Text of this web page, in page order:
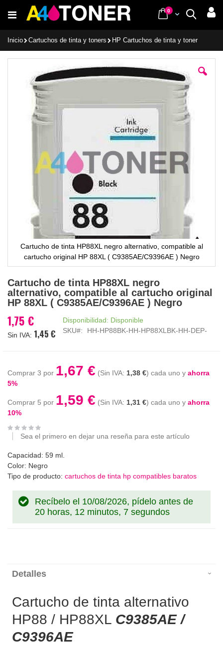
al
Buscar
Cart
0items
Inicio Cartuchos de tinta y toners HP Cartuchos de tinta y toner
Cartucho de tinta HP88XL negro alternativo, compatible al
cartucho original HP 88XL ( C9385AE/C9396AE ) Negro
al
comienzo
de
galería
de
Cartucho de tinta HP88XL negro
alternativo, compatible al cartucho original
HP 88XL ( C9385AE/C9396AE ) Negro
1,75 €
1,45 €
Disponibilidad: Disponible
SKU
HH-HP88BK-HH-HP88XLBK-HH-DEP-
Comprar 3 por 1,67 € 1,38 € cada uno y ahorra
5%
Comprar 5 por 1,59 € 1,31 € cada uno y ahorra
10%
Sea el primero en dejar una reseña para este artículo
Capacidad: 59 ml.
Color: Negro
Tipo de producto: cartuchos de tinta hp compatibles baratos
Recíbelo el 10/08/2026, pídelo antes de
20 horas, 12 minutos, 6 segundos
Detalles
Cartucho de tinta alternativo
HP88 / HP88XL C9385AE /
C9396AE